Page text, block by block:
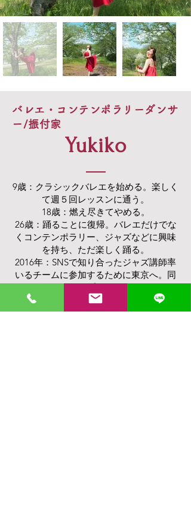
バレエ・コンテンポラリーダンサ
ー/振付家
​Yukiko
9歳：クラシックバレエを始める。楽しく
て週５回レッスンに通う。
18歳：燃え尽きてやめる。
26歳：踊ることに復帰。バレエだけでな
くコンテンポラリー、ジャズなどに興味
を持ち、ただ楽しく踊る。
2016年：SNSで知り合ったジャズ講師率
いるチームに参加するために東京へ。同
年、ダンスグランプリヨーロッパバルセ
ロナ ジャズ部門1位、モダン部門1位獲
得。